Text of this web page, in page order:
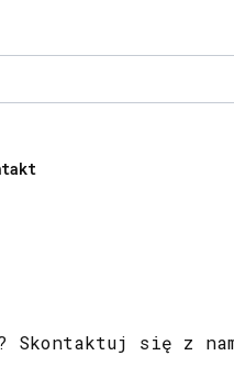
Skontaktuj się z